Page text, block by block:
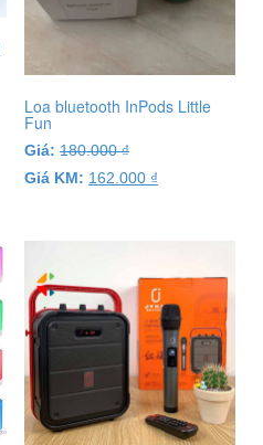
Loa bluetooth InPods Little
Fun
Giá: 180.000₫
Giá KM: 162.000 ₫